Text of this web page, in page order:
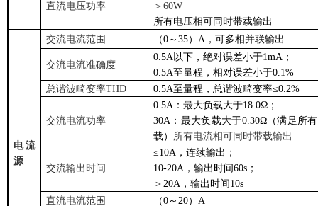
直流电压功率
＞60W
所有电压相可同时带载输出
电流
源
交流电流范围 （0～35）A，可多相并联输出
交流电流准确度
0.5A以下，绝对误差小于1mA；
0.5A至量程，相对误差小于0.1%
总谐波畸变率THD
0.5A至量程，总谐波畸变率≤0.2%
交流电流功率
0.5A ：最大负载大于18.0Ω；
30A ：最大负载大于0.30Ω（满足所有
载） 所有电流相可同时带载输出
交流输出时间
≤10A，连续输出；
10-20A ，输出时间60s；
＞ 20A ，输出时间10s
直流电流范围
（0～20）A